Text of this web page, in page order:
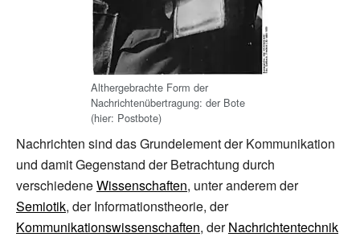
Althergebrachte Form der
Nachrichtenübertragung: der Bote
(hier: Postbote)
Nachrichten sind das Grundelement der Kommunikation
und damit Gegenstand der Betrachtung durch
verschiedeneWissenschaften, unter anderem der
Semiotik, der Informationstheorie, der
Kommunikationswissenschaften, derNachrichtentechnik